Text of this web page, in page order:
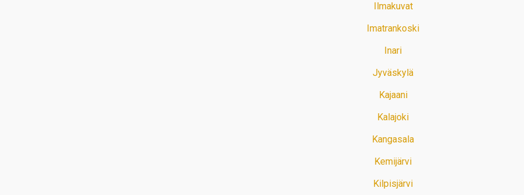
Ilmakuvat
Imatrankoski
Inari
Jyväskylä
Kajaani
Kalajoki
Kangasala
Kemijärvi
Kilpisjärvi